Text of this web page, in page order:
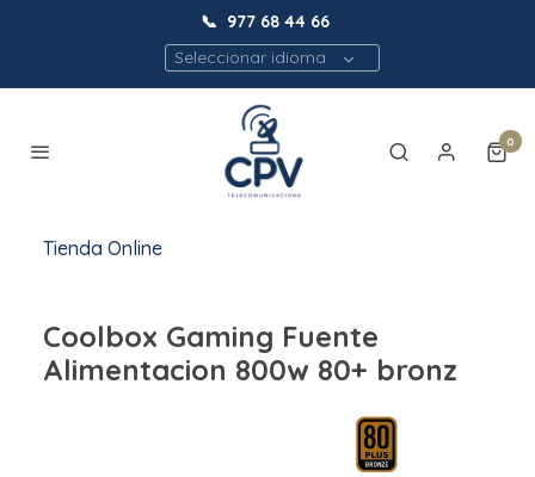
📞 977 68 44 66
Seleccionar idioma
0
Tienda Online
Coolbox Gaming Fuente
Alimentacion 800w 80+ bronz